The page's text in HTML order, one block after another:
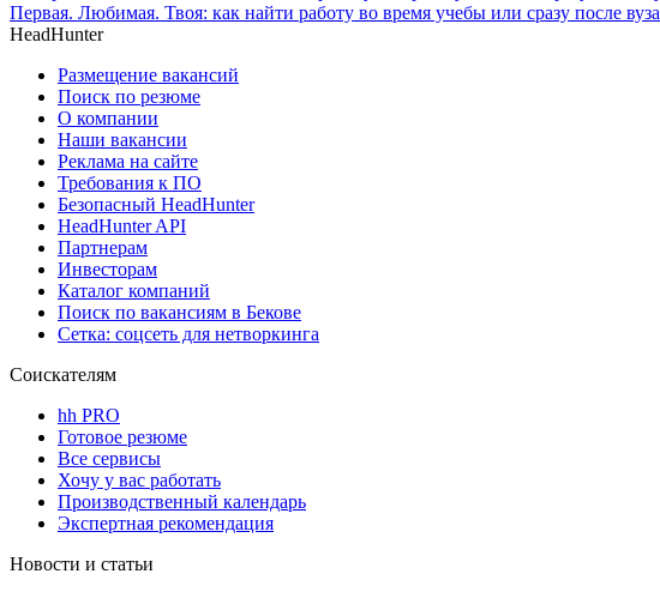
Первая. Любимая. Твоя: как найти работу во время учебы или сразу после вуза
HeadHunter
Размещение вакансий
Поиск по резюме
О компании
Наши вакансии
Реклама на сайте
Требования к ПО
Безопасный HeadHunter
HeadHunter API
Партнерам
Инвесторам
Каталог компаний
Поиск по вакансиям в Бекове
Сетка: соцсеть для нетворкинга
Соискателям
hh PRO
Готовое резюме
Все сервисы
Хочу у вас работать
Производственный календарь
Экспертная рекомендация
Новости и статьи